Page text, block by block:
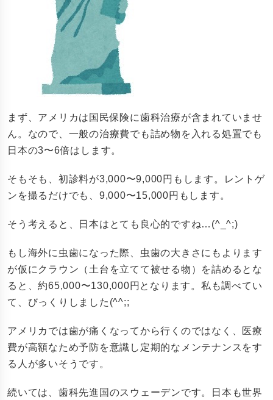
まず、アメリカは国民保険に歯科治療が含まれていませ
ん。なので、一般の治療費でも詰め物を入れる処置でも
日本の3〜6倍はします。
そもそも、初診料が3,000〜9,000円もします。レントゲ
ンを撮るだけでも、9,000〜15,000円もします。
そう考えると、日本はとても良心的ですね…(^_^;)
もし海外に虫歯になった際、虫歯の大きさにもよります
が仮にクラウン（土台を立てて被せる物）を詰めるとな
ると、約65,000〜130,000円となります。私も調べてい
て、びっくりしました(^^;;
アメリカでは歯が痛くなってから行くのではなく、医療
費が高額なため予防を意識し定期的なメンテナンスをす
る人が多いそうです。
続いては、歯科先進国のスウェーデンです。日本も世界